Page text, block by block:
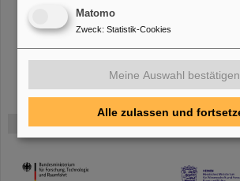
HMWK
Matomo
Zweck: Statistik-Cookies
Meine Auswahl bestätigen
Alle zulassen und